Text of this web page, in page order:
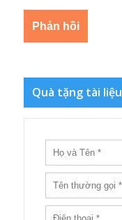
Quà tặng tài liệu